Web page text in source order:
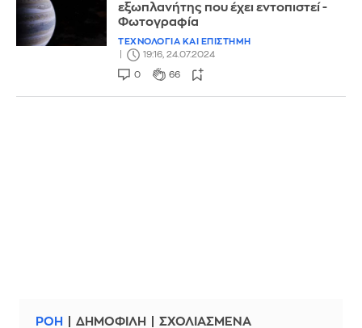
εξωπλανήτης που έχει εντοπιστεί -
Φωτογραφία
ΤΕΧΝΟΛΟΓΙΑ ΚΑΙ ΕΠΙΣΤΗΜΗ
19:16, 24.07.2024
0 66
ΡΟΗ ΔΗΜΟΦΙΛΗ ΣΧΟΛΙΑΣΜΕΝΑ